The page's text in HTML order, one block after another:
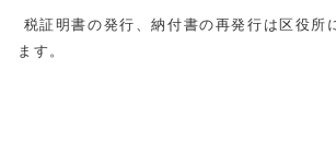
税証明書の発行、納付書の再発行は区役所
ます。